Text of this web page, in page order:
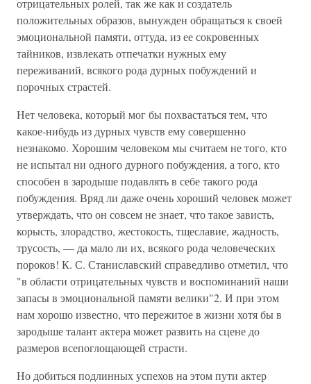
отрицательных ролей, так же как и создатель
положительных образов, вынужден обращаться к своей
эмоциональной памяти, оттуда, из ее сокровенных
тайников, извлекать отпечатки нужных ему
переживаний, всякого рода дурных побуждений и
порочных страстей.
Нет человека, который мог бы похвастаться тем, что
какое-нибудь из дурных чувств ему совершенно
незнакомо. Хорошим человеком мы считаем не того, кто
не испытал ни одного дурного побуждения, а того, кто
способен в зародыше подавлять в себе такого рода
побуждения. Вряд ли даже очень хороший человек может
утверждать, что он совсем не знает, что такое зависть,
корысть, злорадство, жестокость, тщеславие, жадность,
трусость, — да мало ли их, всякого рода человеческих
пороков! К. С. Станиславский справедливо отметил, что
"в области отрицательных чувств и воспоминаний наши
запасы в эмоциональной памяти велики"2. И при этом
нам хорошо известно, что пережитое в жизни хотя бы в
зародыше талант актера может развить на сцене до
размеров всепоглощающей страсти.
Но добиться подлинных успехов на этом пути актер